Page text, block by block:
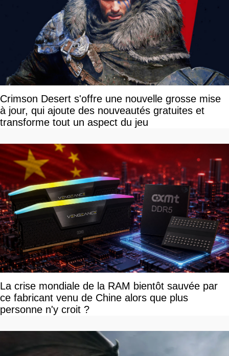
Crimson Desert s'offre une nouvelle grosse mise
à jour, qui ajoute des nouveautés gratuites et
transforme tout un aspect du jeu
La crise mondiale de la RAM bientôt sauvée par
ce fabricant venu de Chine alors que plus
personne n'y croit ?